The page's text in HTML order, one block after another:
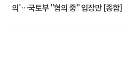
의'⋯국토부 "협의 중" 입장만 [종합]